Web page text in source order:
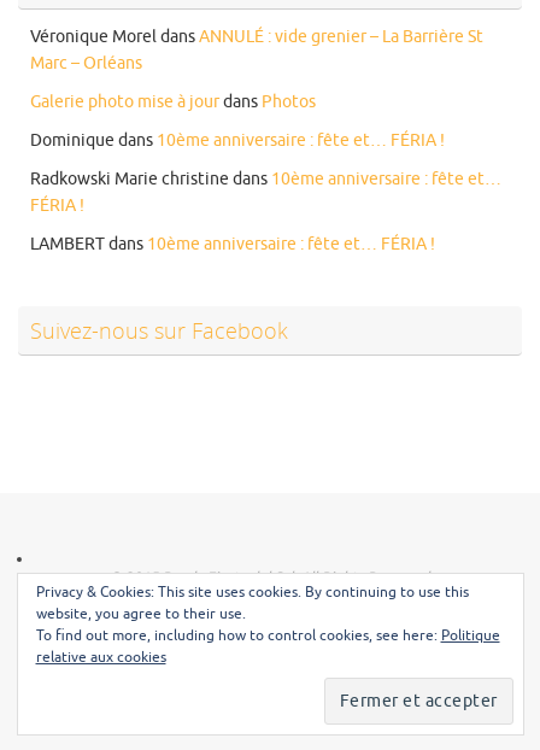
Véronique MoreldansANNULÉ : vide grenier – La Barrière St
Marc – Orléans
Galerie photo mise à jourdans Photos
Dominique dans 10ème anniversaire : fête et… FÉRIA !
Radkowski Marie christine dans 10ème anniversaire : fête et…
FÉRIA !
LAMBERTdans 10ème anniversaire : fête et… FÉRIA !
Suivez-nous sur Facebook
© 2015 Banda Fiesta del Sol. All Rights Reserved.
Présentation de la Banda Fiesta Del Sol
Photos
Fièrement propulsé parTempera&WordPress.
Privacy & Cookies: This site uses cookies. By continuing to use this
website, you agree to their use.
To find out more, including how to control cookies, see here: Politique
relative aux cookies